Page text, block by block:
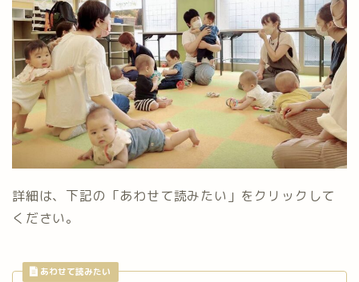
詳細は、下記の「あわせて読みたい」をクリックして
ください。